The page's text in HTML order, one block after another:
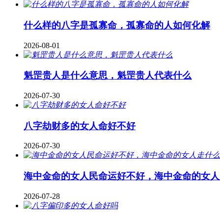
什么样的八字是孤寡命，孤寡命的人如何化解
2026-08-01
魁罡贵人是什么意思，魁罡贵人代表什么
2026-07-30
八字劫财多的女人命好不好
2026-07-30
海中金命的女人民命运好不好，海中金命的女
2026-07-28